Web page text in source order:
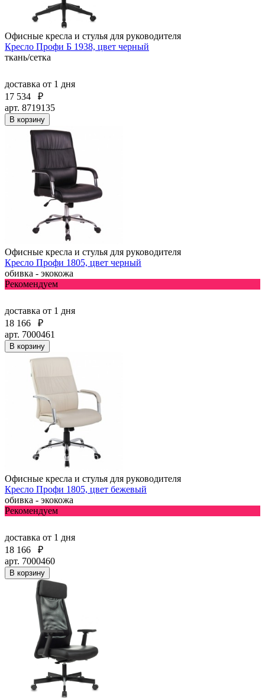
Офисные кресла и стулья для руководителя
Кресло Профи Б 1938, цвет черный
ткань/сетка
доставка от 1 дня
17 534
₽
арт. 8719135
В корзину
Офисные кресла и стулья для руководителя
Кресло Профи 1805, цвет черный
обивка - экокожа
Рекомендуем
доставка от 1 дня
18 166
₽
арт. 7000461
В корзину
Офисные кресла и стулья для руководителя
Кресло Профи 1805, цвет бежевый
обивка - экокожа
Рекомендуем
доставка от 1 дня
18 166
₽
арт. 7000460
В корзину